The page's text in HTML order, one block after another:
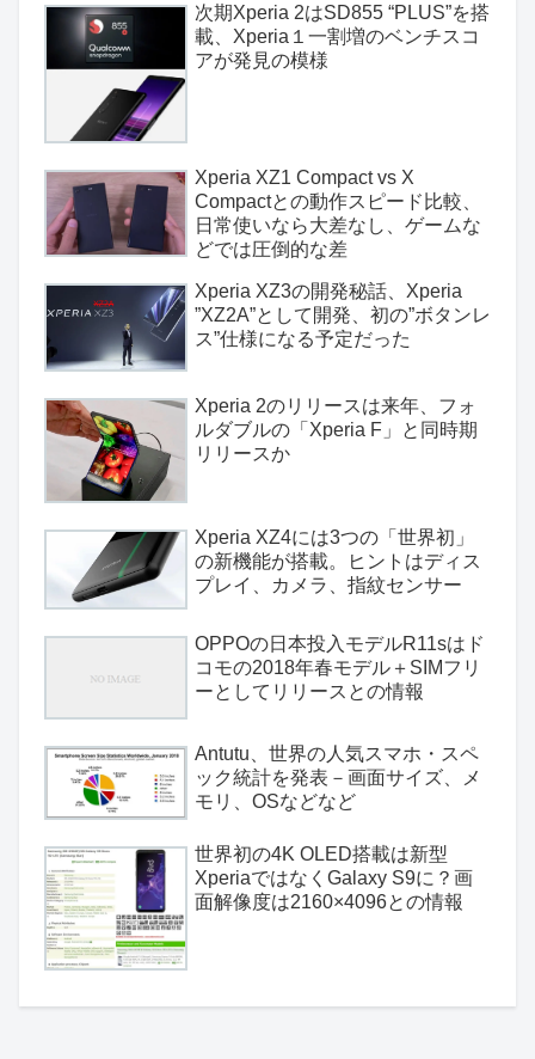
次期Xperia 2はSD855 “PLUS”を搭
載、Xperia１一割増のベンチスコ
アが発見の模様
Xperia XZ1 Compact vs X
Compactとの動作スピード比較、
日常使いなら大差なし、ゲームな
どでは圧倒的な差
Xperia XZ3の開発秘話、Xperia
”XZ2A”として開発、初の”ボタンレ
ス”仕様になる予定だった
Xperia 2のリリースは来年、フォ
ルダブルの「Xperia F」と同時期
リリースか
Xperia XZ4には3つの「世界初」
の新機能が搭載。ヒントはディス
プレイ、カメラ、指紋センサー
OPPOの日本投入モデルR11sはド
コモの2018年春モデル＋SIMフリ
ーとしてリリースとの情報
Antutu、世界の人気スマホ・スペ
ック統計を発表－画面サイズ、メ
モリ、OSなどなど
世界初の4K OLED搭載は新型
XperiaではなくGalaxy S9に？画
面解像度は2160×4096との情報